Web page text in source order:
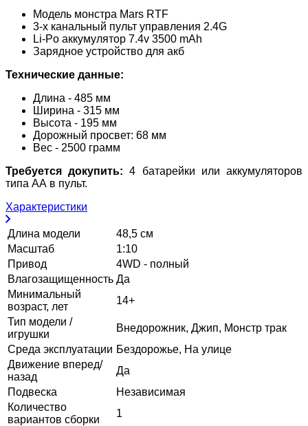
Модель монстра Mars RTF
3-х канальный пульт управления 2.4G
Li-Po аккумулятор 7.4v 3500 mAh
Зарядное устройство для акб
Технические данные:
Длина - 485 мм
Ширина - 315 мм
Высота - 195 мм
Дорожный просвет: 68 мм
Вес - 2500 грамм
Требуется докупить: 4 батарейки или аккумуляторов
типа АА в пульт.
Характеристики
Длина модели
48,5 см
Масштаб
1:10
Привод
4WD - полный
Влагозащищенность Да
Минимальный
возраст, лет
14+
Тип модели /
игрушки
Внедорожник, Джип, Монстр трак
Среда эксплуатации Бездорожье, На улице
Движение вперед/
назад
Да
Подвеска
Независимая
Количество
вариантов сборки
1